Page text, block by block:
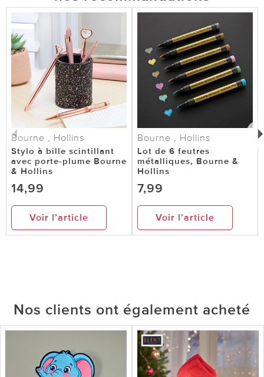
Bourne , Hollins
Stylo à bille scintillant
avec porte-plume Bourne
& Hollins
14,99
Voir l’article
Bourne , Hollins
Lot de 6 feutres
métalliques, Bourne &
Hollins
7,99
Voir l’article
Nos clients ont également acheté